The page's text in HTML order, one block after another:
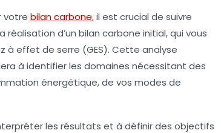
votre bilan carbone, il est crucial de suivre
d’un bilan carbone initial, qui vous
à effet de serre (GES). Cette analyse
à identifier les domaines nécessitant des
énergétique, de vos modes de
les résultats et à définir des objectifs